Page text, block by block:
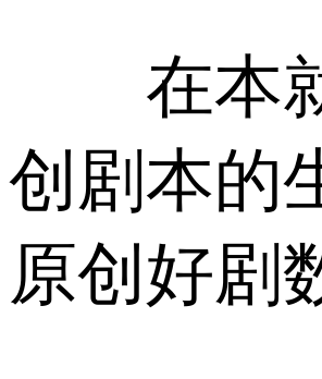
在本就
创剧本的
原创好剧